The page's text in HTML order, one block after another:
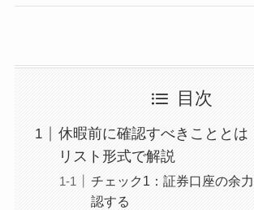
目次
休暇前に確認すべきこととは
リスト形式で解説
チェック1：証券口座の余
認する